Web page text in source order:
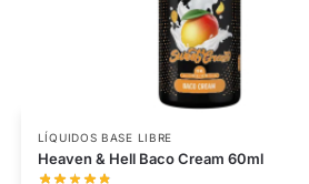
LÍQUIDOS BASE LIBRE
Heaven & Hell Baco Cream 60ml